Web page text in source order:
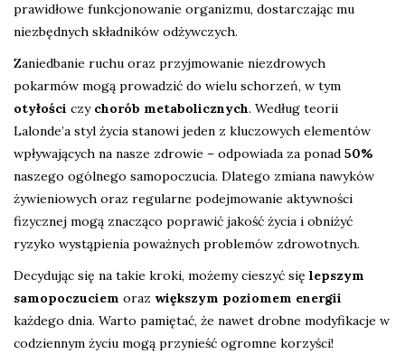
prawidłowe funkcjonowanie organizmu, dostarczając mu
niezbędnych składników odżywczych.
Zaniedbanie ruchu oraz przyjmowanie niezdrowych
pokarmów mogą prowadzić do wielu schorzeń, w tym
otyłości czy chorób metabolicznych. Według teorii
Lalonde’a styl życia stanowi jeden z kluczowych elementów
wpływających na nasze zdrowie – odpowiada za ponad 50%
naszego ogólnego samopoczucia. Dlatego zmiana nawyków
żywieniowych oraz regularne podejmowanie aktywności
fizycznej mogą znacząco poprawić jakość życia i obniżyć
ryzyko wystąpienia poważnych problemów zdrowotnych.
Decydując się na takie kroki, możemy cieszyć się lepszym
samopoczuciem oraz większym poziomem energii
każdego dnia. Warto pamiętać, że nawet drobne modyfikacje w
codziennym życiu mogą przynieść ogromne korzyści!